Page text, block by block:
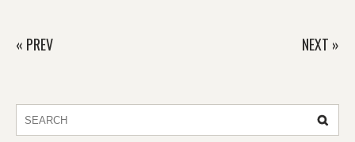
« PREV NEXT »